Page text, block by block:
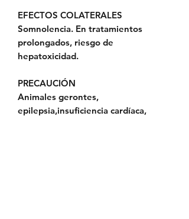
EFECTOS COLATERALES
Somnolencia. En tratamientos
prolongados, riesgo de
hepatoxicidad.
PRECAUCIÓN
Animales gerontes,
epilepsia,insuficiencia cardíaca,